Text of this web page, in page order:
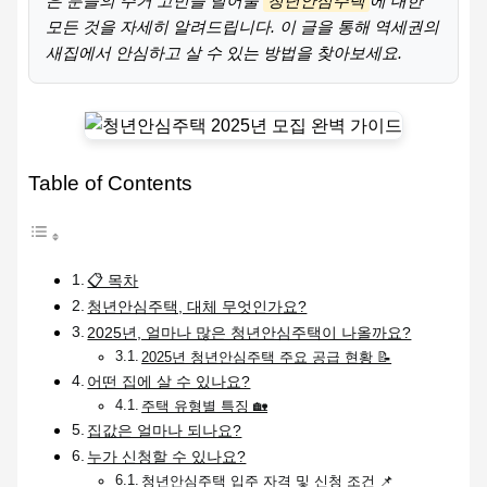
모든 것을 자세히 알려드립니다. 이 글을 통해 역세권의
새집에서 안심하고 살 수 있는 방법을 찾아보세요.
Table of Contents
📋 목차
청년안심주택, 대체 무엇인가요?
2025년, 얼마나 많은 청년안심주택이 나올까요?
2025년 청년안심주택 주요 공급 현황 📝
어떤 집에 살 수 있나요?
주택 유형별 특징 🏡
집값은 얼마나 되나요?
누가 신청할 수 있나요?
청년안심주택 입주 자격 및 신청 조건 📌